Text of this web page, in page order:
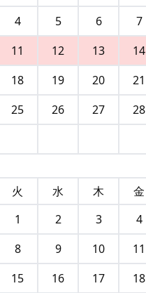
4 5 6 7
11 12 13 14
18 19 20 21
25 26 27 28
火 水 木 金
1
2 3 4
8 9 10 11
15 16 17 18